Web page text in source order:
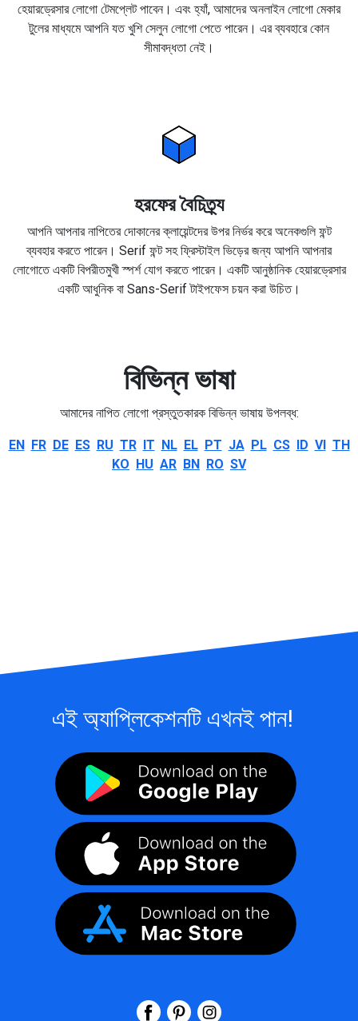
হেয়ারড্রেসার লোগো টেমপ্লেট পাবেন। এবং হ্যাঁ, আমাদের অনলাইন লোগো মেকার
টুলের মাধ্যমে আপনি যত খুশি সেলুন লোগো পেতে পারেন। এর ব্যবহারে কোন
সীমাবদ্ধতা নেই।
হরফের বৈচিত্র্য
আপনি আপনার নাপিতের দোকানের ক্লায়েন্টদের উপর নির্ভর করে অনেকগুলি ফন্ট
ব্যবহার করতে পারেন। Serif ফন্ট সহ ফ্রিস্টাইল ভিড়ের জন্য আপনি আপনার
লোগোতে একটি বিপরীতমুখী স্পর্শ যোগ করতে পারেন। একটি আনুষ্ঠানিক হেয়ারড্রেসার
একটি আধুনিক বা Sans-Serif টাইপফেস চয়ন করা উচিত।
বিভিন্ন ভাষা
আমাদের নাপিত লোগো প্রস্তুতকারক বিভিন্ন ভাষায় উপলব্ধ:
EN FR DE ES RU TR IT NL EL PT JA PL CS ID VI TH
KO HU AR BN RO SV
এই অ্যাপ্লিকেশনটি এখনই পান!